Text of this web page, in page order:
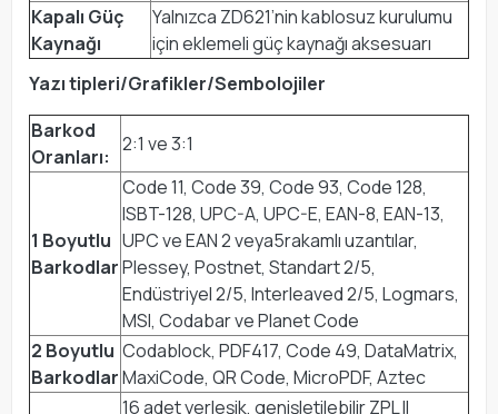
Kapalı Güç
Kaynağı
Yalnızca ZD621’nin kablosuz kurulumu
için eklemeli güç kaynağı aksesuarı
Yazı tipleri/Grafikler/Sembolojiler
Barkod
Oranları:
2:1 ve 3:1
1 Boyutlu
Barkodlar
Code 11, Code 39, Code 93, Code 128,
ISBT-128, UPC-A, UPC-E, EAN-8, EAN-13,
UPC ve EAN 2 veya5rakamlı uzantılar,
Plessey, Postnet, Standart 2/5,
Endüstriyel 2/5, Interleaved 2/5, Logmars,
MSI, Codabar ve Planet Code
2 Boyutlu
Barkodlar
Codablock, PDF417, Code 49, DataMatrix,
MaxiCode, QR Code, MicroPDF, Aztec
16 adet yerleşik, genişletilebilir ZPL II